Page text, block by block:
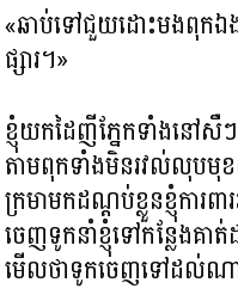
«ឆាប់ទៅជួយដោះមងពុកឯ
ផ្សារ។»
ខ្ញុំយកដៃញីភ្នែកទាំងនៅ
តាមពុកទាំងមិនរវល់លុប
ក្រមាមកដណ្តប់ខ្លួនខ្ញុំការ
ចេញទូកនាំខ្ញុំទៅកន្លែងគាត់
មើលថាទូកចេញទៅដល់ណ